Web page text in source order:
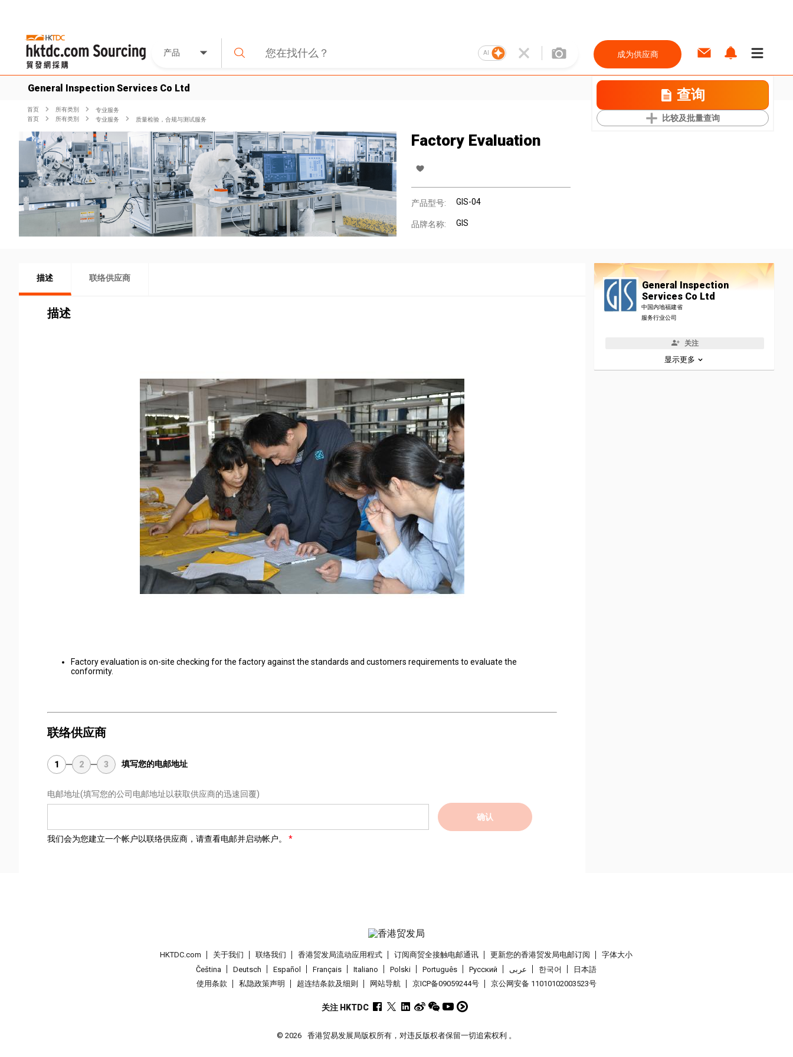
产品 AI 成为供应商
General Inspection Services Co Ltd 查询
比较及批量查询
首页 所有类別
专业服务
首页
所有类別 专业服务 质量检验，合规与测试服务
Factory Evaluation
产品型号: GIS-04
品牌名称: GIS
描述 联络供应商
描述
Factory evaluation is on-site checking for the factory against the standards and customers requirements to evaluate the
conformity.
联络供应商
1 2 3 填写您的电邮地址
电邮地址(填写您的公司电邮地址以获取供应商的迅速回覆)
确认
我们会为您建立一个帐户以联络供应商，请查看电邮并启动帐户。
General Inspection
Services Co Ltd
中国内地福建省
服务行业公司
关注
显示更多
HKTDC.com 关于我们 联络我们 香港贸发局流动应用程式 订阅商贸全接触电邮通讯 更新您的香港贸发局电邮订阅
字体大小
Čeština
Deutsch Español Français Italiano Polski Português Pусский عربى 한국어
日本語
使用条款
私隐政策声明 超连结条款及细则 网站导航 京ICP备09059244号 京公网安备 11010102003523号
关注 HKTDC
© 2026 香港贸易发展局版权所有，对违反版权者保留一切追索权利 。